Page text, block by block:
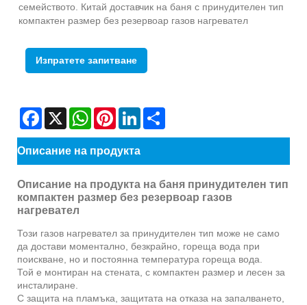
семейството. Китай доставчик на баня с принудителен тип
компактен размер без резервоар газов нагревател
Изпратете запитване
Facebook
X WhatsAppPinterestLinkedIn
Описание на продукта
Описание на продукта на баня принудителен тип
компактен размер без резервоар газов
нагревател
Този газов нагревател за принудителен тип може не само
да достави моментално, безкрайно, гореща вода при
поискване, но и постоянна температура гореща вода.
Той е монтиран на стената, с компактен размер и лесен за
инсталиране.
С защита на пламъка, защитата на отказа на запалването,